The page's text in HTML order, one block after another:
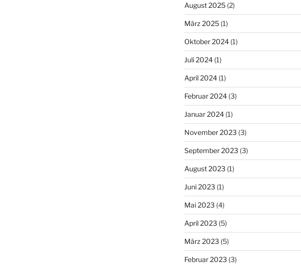
August 2025(2)
März 2025(1)
Oktober 2024(1)
Juli 2024(1)
April 2024(1)
Februar 2024(3)
Januar 2024(1)
November 2023 (3)
September 2023 (3)
August 2023 (1)
Juni 2023 (1)
Mai 2023 (4)
April 2023 (5)
März 2023 (5)
Februar 2023 (3)